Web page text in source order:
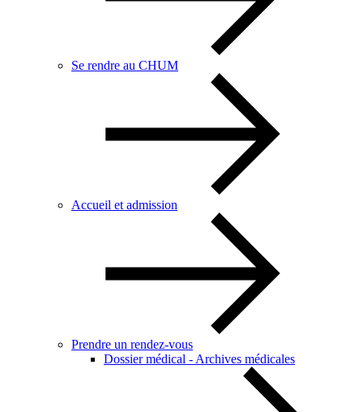
Se rendre au CHUM
Accueil et admission
Prendre un rendez-vous
Dossier médical - Archives médicales